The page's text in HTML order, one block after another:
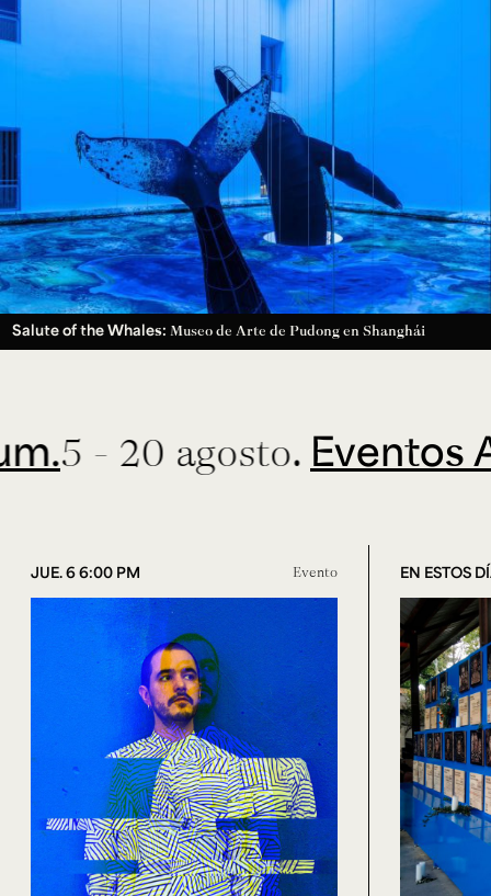
Salute of the Whales: Museo de Arte de Pudong en Shanghái
agosto.Eventos
JUE. 6 6:00 PM Evento EN ESTOS